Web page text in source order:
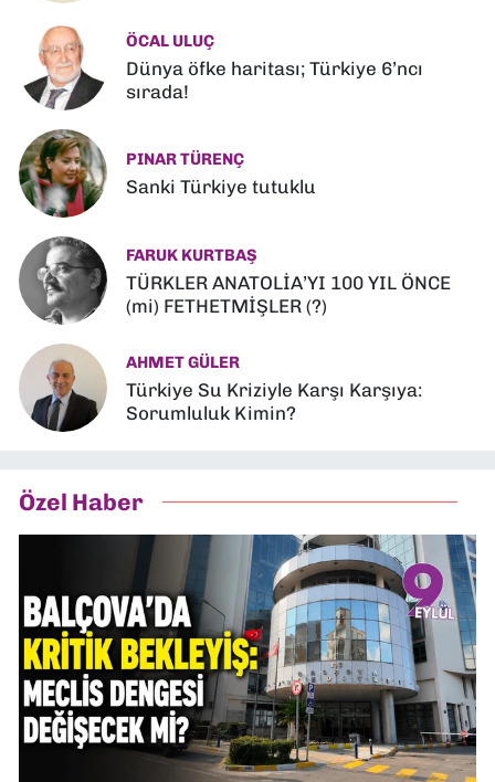
ÖCAL ULUÇ
Dünya öfke haritası; Türkiye 6’ncı
sırada!
PINAR TÜRENÇ
Sanki Türkiye tutuklu
FARUK KURTBAŞ
TÜRKLER ANATOLİA’YI 100 YIL ÖNCE
(mi) FETHETMİŞLER (?)
AHMET GÜLER
Türkiye Su Kriziyle Karşı Karşıya:
Sorumluluk Kimin?
Özel Haber